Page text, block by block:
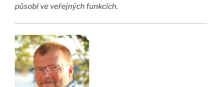
působí ve veřejných funkcích.